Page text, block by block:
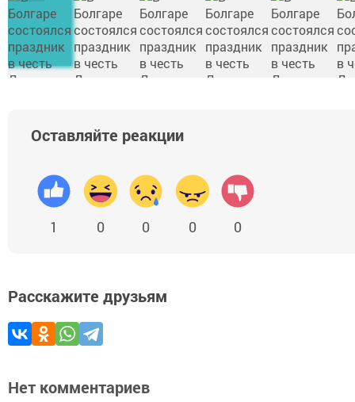
Оставляйте реакции
1 0 0 0 0
Расскажите друзьям
Нет комментариев